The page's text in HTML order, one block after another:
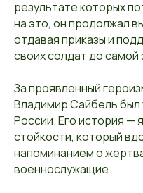
результате которых
на это, он продолжал
отдавая приказы и
своих солдат до самой
За проявленный
Владимир Сайбель был
России. Его история —
стойкости, который
напоминанием о
военнослужащие.